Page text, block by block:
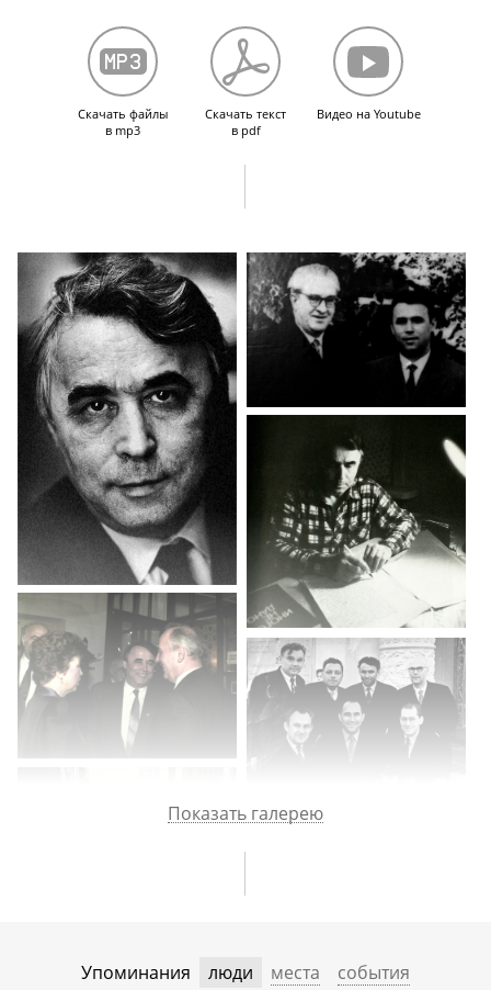
Мемуары Хрущева.
Рассказ о семье.
Скачать файлы
в mp3
Скачать текст
в pdf
Видео на Youtube
Показать галерею
Упоминания люди места
события